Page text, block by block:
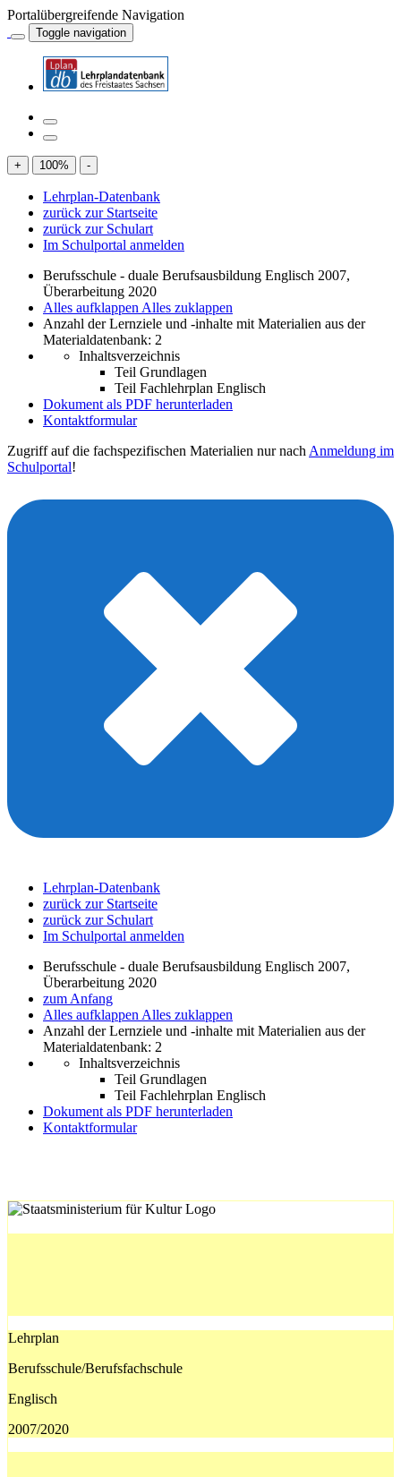
Portalübergreifende Navigation
Toggle navigation
+ 100% -
Lehrplan-Datenbank
zurück zur Startseite
zurück zur Schulart
Im Schulportal anmelden
Berufsschule - duale Berufsausbildung Englisch 2007,
Überarbeitung 2020
Alles aufklappen Alles zuklappen
Anzahl der Lernziele und -inhalte mit Materialien aus der
Materialdatenbank: 2
Inhaltsverzeichnis
Teil Grundlagen
Teil Fachlehrplan Englisch
Dokument als PDF herunterladen
Kontaktformular
Zugriff auf die fachspezifischen Materialien nur nach Anmeldung im
Schulportal!
Lehrplan-Datenbank
zurück zur Startseite
zurück zur Schulart
Im Schulportal anmelden
Berufsschule - duale Berufsausbildung Englisch 2007,
Überarbeitung 2020
zum Anfang
Alles aufklappen Alles zuklappen
Anzahl der Lernziele und -inhalte mit Materialien aus der
Materialdatenbank: 2
Inhaltsverzeichnis
Teil Grundlagen
Teil Fachlehrplan Englisch
Dokument als PDF herunterladen
Kontaktformular
Lehrplan
Berufsschule/Berufsfachschule
Englisch
2007/2020